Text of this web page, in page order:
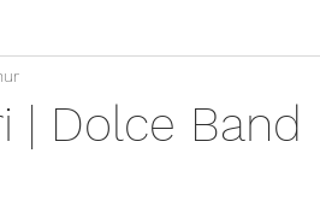
| Dolce Band